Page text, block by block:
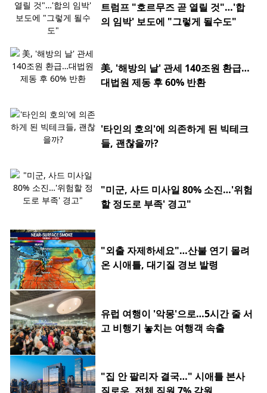
트럼프 "호르무즈 곧 열릴 것"…'합
의 임박' 보도에 "그렇게 될수도"
美, '해방의 날' 관세 140조원 환급…
대법원 제동 후 60% 반환
'타인의 호의'에 의존하게 된 빅테크
들, 괜찮을까?
"미군, 사드 미사일 80% 소진…'위험
할 정도로 부족' 경고"
"외출 자제하세요"…산불 연기 몰려
온 시애틀, 대기질 경보 발령
유럽 여행이 '악몽'으로…5시간 줄 서
고 비행기 놓치는 여행객 속출
"집 안 팔리자 결국…" 시애틀 본사